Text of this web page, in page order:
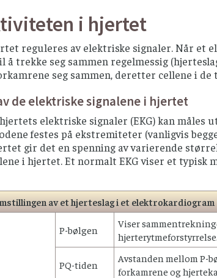
i hjertet
reguleres av elektriske signaler. Når et
å trekke seg sammen regelmessig
seg sammen, deretter cellene i
de elektriske signalene i hjertet
elektriske signaler (EKG) kan
festes på ekstremiteter (vanligvis
gir det en spenning av varierende
i hjertet. Et normalt EKG viser et typisk
av et hjerteslag i et elektrokardiogram
P-bølgen
Viser
hjerterytmeforstyrrelse.
PQ-tiden
Avstanden mellom P-
forkamrene og